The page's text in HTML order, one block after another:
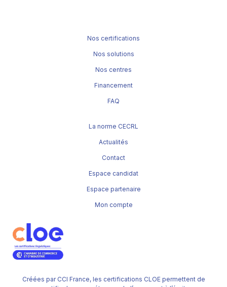
Créées par CCI France, les certifications CLOE permettent de
Nos certifications
Nos solutions
Nos centres
Financement
FAQ
La norme CECRL
Actualités
Contact
Espace candidat
Espace partenaire
Mon compte